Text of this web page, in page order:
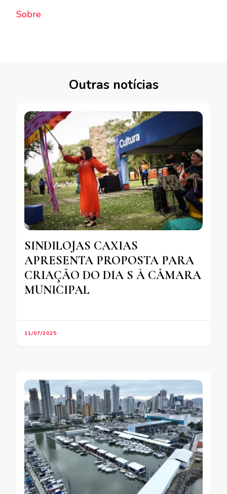
Sobre
Outras notícias
SINDILOJAS CAXIAS
APRESENTA PROPOSTA PARA
CRIAÇÃO DO DIA S À CÂMARA
MUNICIPAL
11/07/2025